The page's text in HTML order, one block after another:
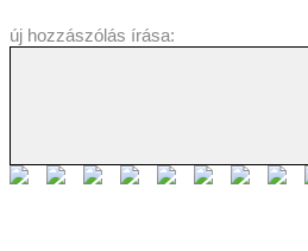
új hozzászólás írása: